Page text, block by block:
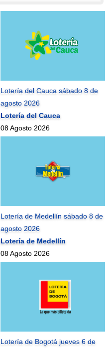
Lotería del Cauca sábado 8 de
agosto 2026
Lotería del Cauca
08 Agosto 2026
Lotería de Medellín sábado 8 de
agosto 2026
Lotería de Medellín
08 Agosto 2026
Lotería de Bogotá jueves 6 de